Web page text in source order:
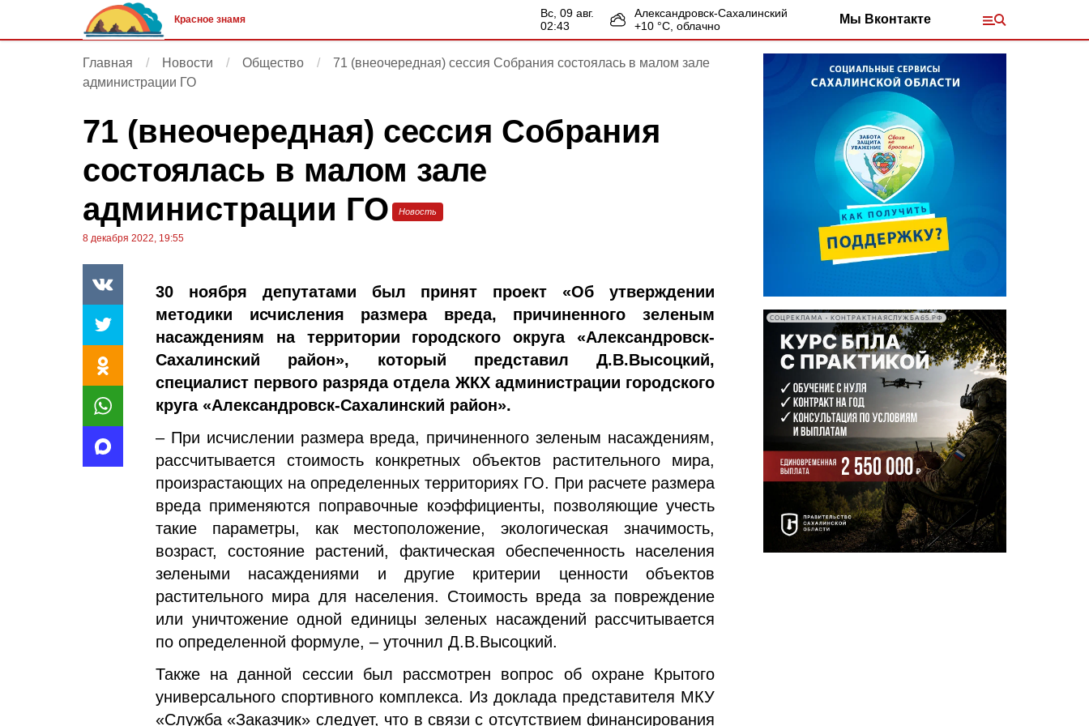
Красное знамя
вс, 09 авг.
02:43
Александровск-Сахалинский
+10 °С, облачно Мы Вконтакте
Главная Новости Общество
71 (внеочередная) сессия Собрания состоялась в малом зале
администрации ГО
71 (внеочередная) сессия Собрания
состоялась в малом зале
администрации ГО
Новость
8 декабря 2022, 19:55
30 ноября депутатами был принят проект «Об утверждении
методики исчисления размера вреда, причиненного зеленым
насаждениям на территории городского округа «Александровск-
Сахалинский район», который представил Д.В.Высоцкий,
специалист первого разряда отдела ЖКХ администрации городского
круга «Александровск-Сахалинский район».
– При исчислении размера вреда, причиненного зеленым насаждениям,
рассчитывается стоимость конкретных объектов растительного мира,
произрастающих на определенных территориях ГО. При расчете размера
вреда применяются поправочные коэффициенты, позволяющие учесть
такие параметры, как местоположение, экологическая значимость,
возраст, состояние растений, фактическая обеспеченность населения
зелеными насаждениями и другие критерии ценности объектов
растительного мира для населения. Стоимость вреда за повреждение
или уничтожение одной единицы зеленых насаждений рассчитывается
по определенной формуле, – уточнил Д.В.Высоцкий.
Также на данной сессии был рассмотрен вопрос об охране Крытого
универсального спортивного комплекса. Из доклада представителя МКУ
«Служба «Заказчик» следует, что в связи с отсутствием финансирования
СОЦРЕКЛАМА • КОНТРАКТНАЯСЛУЖБА65.РФ